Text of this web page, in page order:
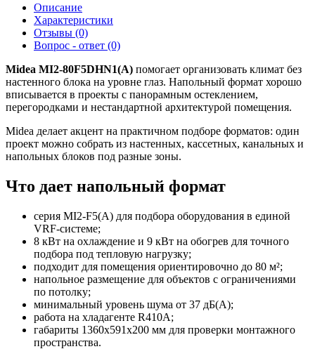
Описание
Характеристики
Отзывы (0)
Вопрос - ответ (0)
Midea MI2-80F5DHN1(A) помогает организовать климат без
настенного блока на уровне глаз. Напольный формат хорошо
вписывается в проекты с панорамным остеклением,
перегородками и нестандартной архитектурой помещения.
Midea делает акцент на практичном подборе форматов: один
проект можно собрать из настенных, кассетных, канальных и
напольных блоков под разные зоны.
Что дает напольный формат
серия MI2-F5(A) для подбора оборудования в единой
VRF-системе;
8 кВт на охлаждение и 9 кВт на обогрев для точного
подбора под тепловую нагрузку;
подходит для помещения ориентировочно до 80 м²;
напольное размещение для объектов с ограничениями
по потолку;
минимальный уровень шума от 37 дБ(А);
работа на хладагенте R410A;
габариты 1360x591x200 мм для проверки монтажного
пространства.